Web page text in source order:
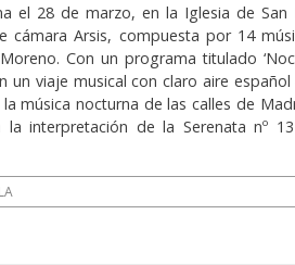
el 28 de marzo, en la Iglesia de San
cámara Arsis, compuesta por 14
Con un programa titulado
un viaje musical con claro aire español
música nocturna de las calles de
la interpretación de la Serenata nº
LA